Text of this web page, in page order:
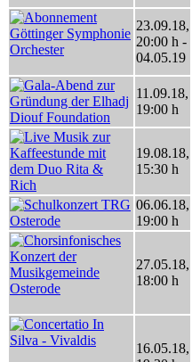
23.09.18,
20:00 h -
04.05.19
11.09.18,
19:00 h
19.08.18,
15:30 h
06.06.18,
19:00 h
27.05.18,
18:00 h
16.05.18,